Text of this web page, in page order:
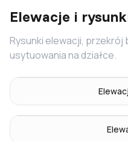
Elewacje i
Rysunki elewacji, przekrój
usytuowania na działce.